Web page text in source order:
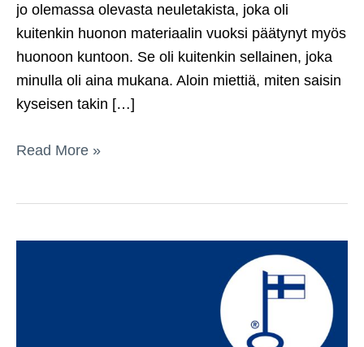
jo olemassa olevasta neuletakista, joka oli
kuitenkin huonon materiaalin vuoksi päätynyt myös
huonoon kuntoon. Se oli kuitenkin sellainen, joka
minulla oli aina mukana. Aloin miettiä, miten saisin
kyseisen takin […]
Merinovillainen
Read More »